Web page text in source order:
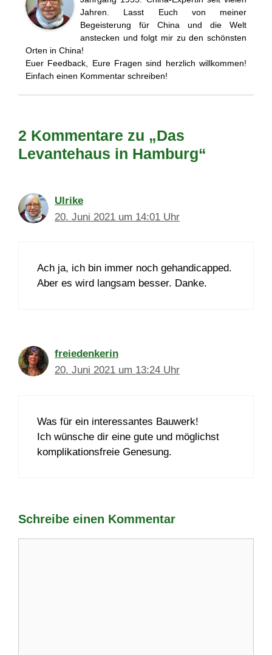
Jahren. Lasst Euch von meiner
Begeisterung für China und die Welt
anstecken und folgt mir zu den schönsten
Orten in China!
Euer Feedback, Eure Fragen sind herzlich willkommen!
Einfach einen Kommentar schreiben!
2 Kommentare zu „Das
Levantehaus in Hamburg“
Ulrike
20. Juni 2021 um 14:01 Uhr
Ach ja, ich bin immer noch gehandicapped.
Aber es wird langsam besser. Danke.
freiedenkerin
20. Juni 2021 um 13:24 Uhr
Was für ein interessantes Bauwerk!
Ich wünsche dir eine gute und möglichst
komplikationsfreie Genesung.
Schreibe einen Kommentar